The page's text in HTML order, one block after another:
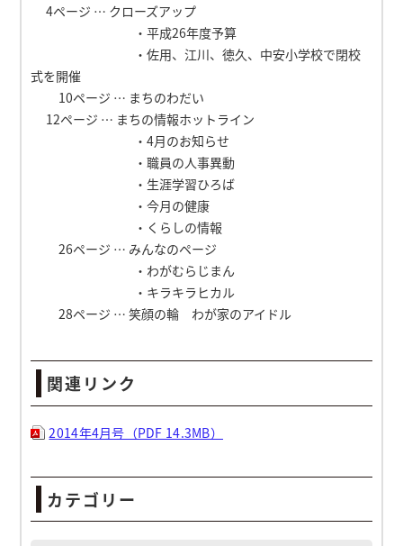
4ページ … クローズアップ
・平成26年度予算
・佐用、江川、徳久、中安小学校で閉校
式を開催
10ページ … まちのわだい
12ページ … まちの情報ホットライン
・4月のお知らせ
・職員の人事異動
・生涯学習ひろば
・今月の健康
・くらしの情報
26ページ … みんなのページ
・わがむらじまん
・キラキラヒカル
28ページ … 笑顔の輪 わが家のアイドル
関連リンク
2014年4月号（PDF 14.3MB）
カテゴリー